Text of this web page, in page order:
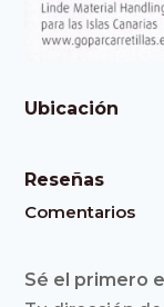
Ubicación
Reseñas
Comentarios
Sé el primero